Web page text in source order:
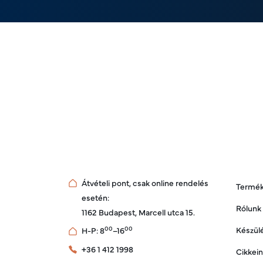
Átvételi pont, csak online rendelés
esetén:
1162 Budapest, Marcell utca 15.
H-P: 800–1600
+36 1 412 1998
Rólunk